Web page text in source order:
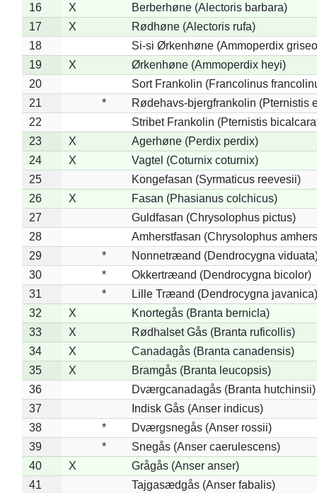
16
X
Berberhøne (Alectoris barbara)
17
X
Rødhøne (Alectoris rufa)
18
Si-si Ørkenhøne (Ammoperdix
19
X
Ørkenhøne (Ammoperdix heyi)
20
Sort Frankolin (Francolinus
21
*
Rødehavs-bjergfrankolin (Pternistis
22
Stribet Frankolin (Pternistis
23
X
Agerhøne (Perdix perdix)
24
X
Vagtel (Coturnix coturnix)
25
Kongefasan (Syrmaticus reevesii)
26
X
Fasan (Phasianus colchicus)
27
Guldfasan (Chrysolophus pictus)
28
Amherstfasan (Chrysolophus
29
*
Nonnetræand (Dendrocygna
30
*
Okkertræand (Dendrocygna bicolor)
31
*
Lille Træand (Dendrocygna javanica)
32
X
Knortegås (Branta bernicla)
33
X
Rødhalset Gås (Branta ruficollis)
34
X
Canadagås (Branta canadensis)
35
X
Bramgås (Branta leucopsis)
36
Dværgcanadagås (Branta hutchinsii)
37
Indisk Gås (Anser indicus)
38
*
Dværgsnegås (Anser rossii)
39
*
Snegås (Anser caerulescens)
40
X
Grågås (Anser anser)
41
Tajgasædgås (Anser fabalis)